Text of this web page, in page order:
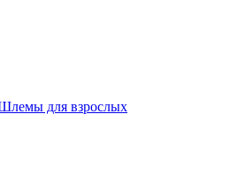
для взрослых